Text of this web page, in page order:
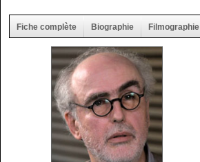
Fiche complète Biographie Filmographie